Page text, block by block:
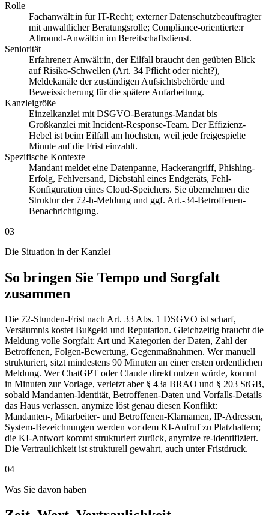
Rolle
Fachanwält:in für IT-Recht; externer Datenschutzbeauftragter
mit anwaltlicher Beratungsrolle; Compliance-orientierte:r
Allround-Anwält:in im Bereitschaftsdienst.
Seniorität
Erfahrene:r Anwält:in, der Eilfall braucht den geübten Blick
auf Risiko-Schwellen (Art. 34 Pflicht oder nicht?),
Meldekanäle der zuständigen Aufsichtsbehörde und
Beweissicherung für die spätere Aufarbeitung.
Kanzleigröße
Einzelkanzlei mit DSGVO-Beratungs-Mandat bis
Großkanzlei mit Incident-Response-Team. Der Effizienz-
Hebel ist beim Eilfall am höchsten, weil jede freigespielte
Minute auf die Frist einzahlt.
Spezifische Kontexte
Mandant meldet eine Datenpanne, Hackerangriff, Phishing-
Erfolg, Fehlversand, Diebstahl eines Endgeräts, Fehl-
Konfiguration eines Cloud-Speichers. Sie übernehmen die
Struktur der 72-h-Meldung und ggf. Art.-34-Betroffenen-
Benachrichtigung.
03
Die Situation in der Kanzlei
So bringen Sie Tempo und Sorgfalt
zusammen
Die 72-Stunden-Frist nach Art. 33 Abs. 1 DSGVO ist scharf,
Versäumnis kostet Bußgeld und Reputation. Gleichzeitig braucht die
Meldung volle Sorgfalt: Art und Kategorien der Daten, Zahl der
Betroffenen, Folgen-Bewertung, Gegenmaßnahmen. Wer manuell
strukturiert, sitzt mindestens 90 Minuten an einer ersten ordentlichen
Meldung. Wer ChatGPT oder Claude direkt nutzen würde, kommt
in Minuten zur Vorlage, verletzt aber § 43a BRAO und § 203 StGB,
sobald Mandanten-Identität, Betroffenen-Daten und Vorfalls-Details
das Haus verlassen. anymize löst genau diesen Konflikt:
Mandanten-, Mitarbeiter- und Betroffenen-Klarnamen, IP-Adressen,
System-Bezeichnungen werden vor dem KI-Aufruf zu Platzhaltern;
die KI-Antwort kommt strukturiert zurück, anymize re-identifiziert.
Die Vertraulichkeit ist strukturell gewahrt, auch unter Fristdruck.
04
Was Sie davon haben